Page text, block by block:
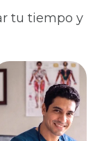
tu tiempo y